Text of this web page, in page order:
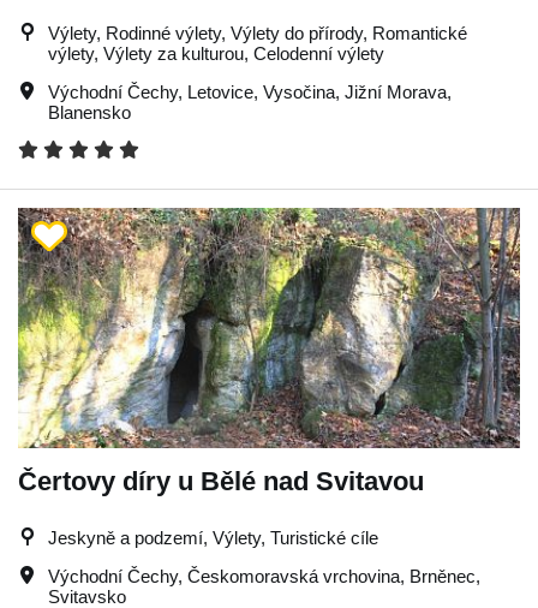
Výlety, Rodinné výlety, Výlety do přírody, Romantické
výlety, Výlety za kulturou, Celodenní výlety
Východní Čechy, Letovice, Vysočina, Jižní Morava,
Blanensko
Čertovy díry u Bělé nad Svitavou
Jeskyně a podzemí, Výlety, Turistické cíle
Východní Čechy, Českomoravská vrchovina, Brněnec,
Svitavsko